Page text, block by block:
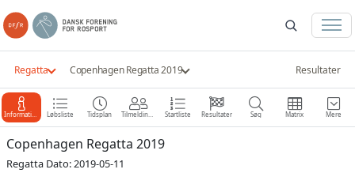
Regatta Copenhagen Regatta 2019 Resultater
Information Løbsliste Tidsplan Tilmeldinger Startliste Resultater Søg Matrix Mere
Copenhagen Regatta 2019
Regatta Dato: 2019-05-11